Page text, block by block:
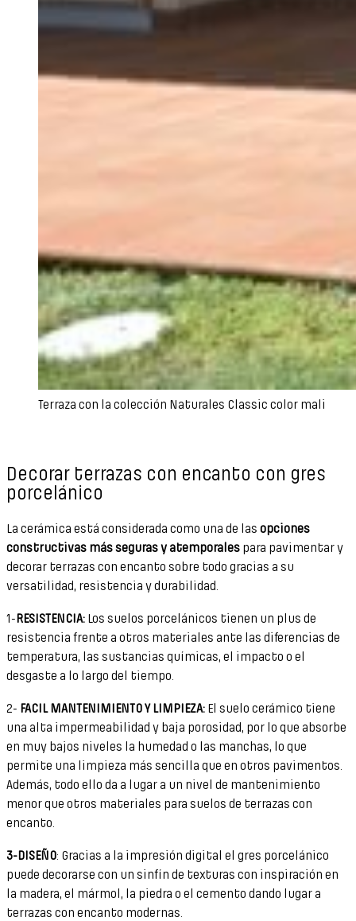
Terraza con la colección Naturales Classic color mali
Decorar terrazas con encanto con gres
porcelánico
La cerámica está considerada como una de las opciones
constructivas más seguras y atemporales para pavimentar y
decorar terrazas con encanto sobre todo gracias a su
versatilidad, resistencia y durabilidad.
1-RESISTENCIA: Los suelos porcelánicos tienen un plus de
resistencia frente a otros materiales ante las diferencias de
temperatura, las sustancias químicas, el impacto o el
desgaste a lo largo del tiempo.
2- FACIL MANTENIMIENTO Y LIMPIEZA: El suelo cerámico tiene
una alta impermeabilidad y baja porosidad, por lo que absorbe
en muy bajos niveles la humedad o las manchas, lo que
permite una limpieza más sencilla que en otros pavimentos.
Además, todo ello da a lugar a un nivel de mantenimiento
menor que otros materiales para suelos de terrazas con
encanto.
3-DISEÑO: Gracias a la impresión digital el gres porcelánico
puede decorarse con un sinfín de texturas con inspiración en
la madera, el mármol, la piedra o el cemento dando lugar a
terrazas con encanto modernas.